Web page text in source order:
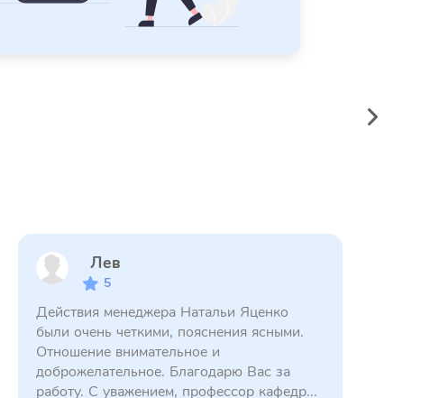
Лев
5
Действия менеджера Натальи Яценко
были очень четкими, пояснения ясными.
Отношение внимательное и
доброжелательное. Благодарю Вас за
работу. С уважением, профессор кафедр...